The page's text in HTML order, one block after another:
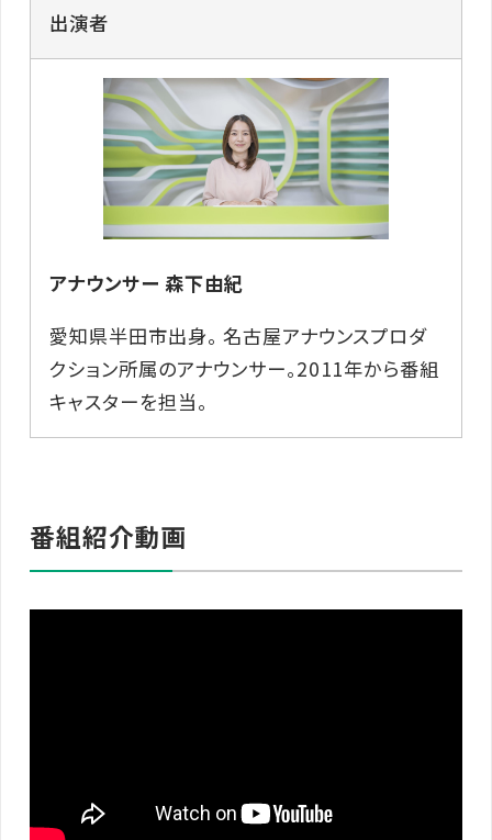
出演者
アナウンサー 森下由紀
愛知県半田市出身。 名古屋アナウンスプロダ
クション所属のアナウンサー。2011年から番組
キャスターを担当。
番組紹介動画